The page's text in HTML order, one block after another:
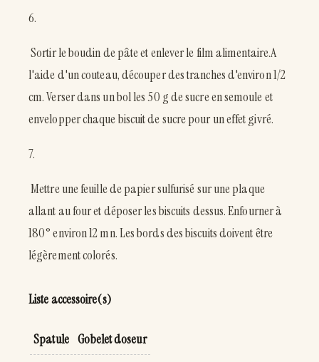
6.
Sortir le boudin de pâte et enlever le film alimentaire.A
l'aide d'un couteau, découper des tranches d'environ 1/2
cm. Verser dans un bol les 50 g de sucre en semoule et
envelopper chaque biscuit de sucre pour un effet givré.
7.
Mettre une feuille de papier sulfurisé sur une plaque
allant au four et déposer les biscuits dessus. Enfourner à
180° environ 12 mn. Les bords des biscuits doivent être
légèrement colorés.
Liste accessoire(s)
Spatule Gobelet doseur